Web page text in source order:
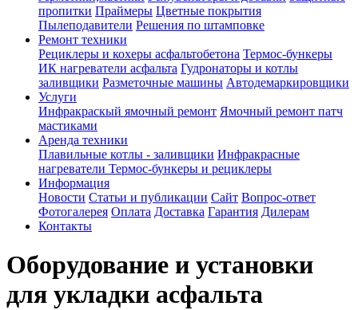
пропитки Праймеры Цветные покрытия
Пылеподавители Решения по штамповке
Ремонт техники
Рециклеры и кохеры асфальтобетона Термос-бункеры
ИК нагреватели асфальта Гудронаторы и котлы
заливщики Разметочные машины Автодемаркировщики
Услуги
Инфракраскый ямочный ремонт Ямочный ремонт патч
мастиками
Аренда техники
Плавильные котлы - заливщики Инфракрасные
нагреватели Термос-бункеры и рециклеры
Информация
Новости Статьи и публикации Сайт Вопрос-ответ
Фотогалерея Оплата Доставка Гарантия Дилерам
Контакты
Оборудование и установки
для укладки асфальта